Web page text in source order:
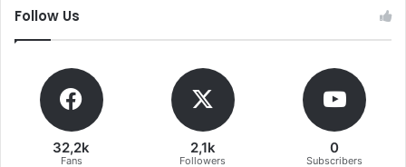
Follow Us
32,2k
Fans
2,1k
Followers
0
Subscribers